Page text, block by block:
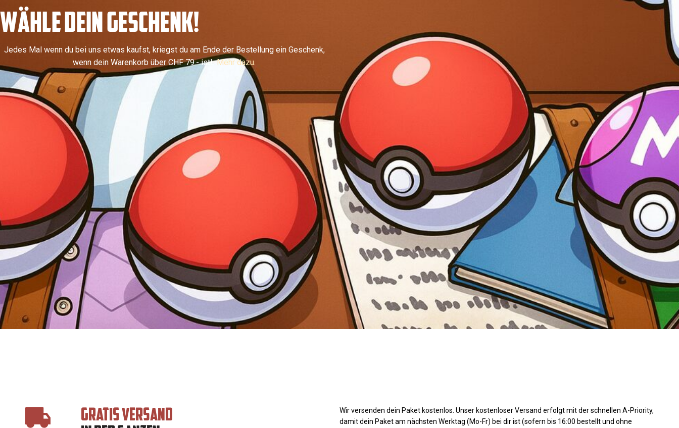
WÄHLE DEIN GESCHENK!
Jedes Mal wenn du bei uns etwas kaufst, kriegst du am Ende der Bestellung ein Geschenk,
wenn dein Warenkorb über CHF 79.- ist!Mehr dazu.
GRATIS VERSAND
Wir versenden dein Paket kostenlos. Unser kostenloser Versand erfolgt mit der schnellen A-Priority,
damit dein Paket am nächsten Werktag (Mo-Fr) bei dir ist (sofern bis 16:00 bestellt und ohne